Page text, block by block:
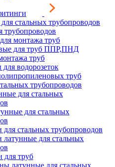
стальных трубопроводов
трубопроводов
монтажа труб
для труб ППР,ПНД
труб
водорозеток
труб
трубопроводов
для стальных
для стальных
стальных трубопроводов
латунные для стальных
для труб
латунные для стальных